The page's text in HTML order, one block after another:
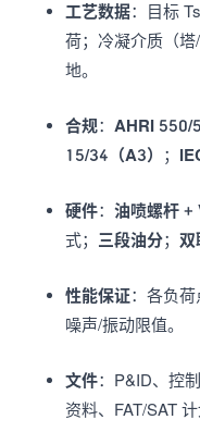
工艺数据：目标
荷；冷凝介质（
地。
合规： AHRI 550/
15/34（A3）
；
硬件： 油喷螺杆 +
式； 三段油分； 双
性能保证：各负荷
噪声/振动限值。
文件：P&ID、控
资料、FAT/SAT